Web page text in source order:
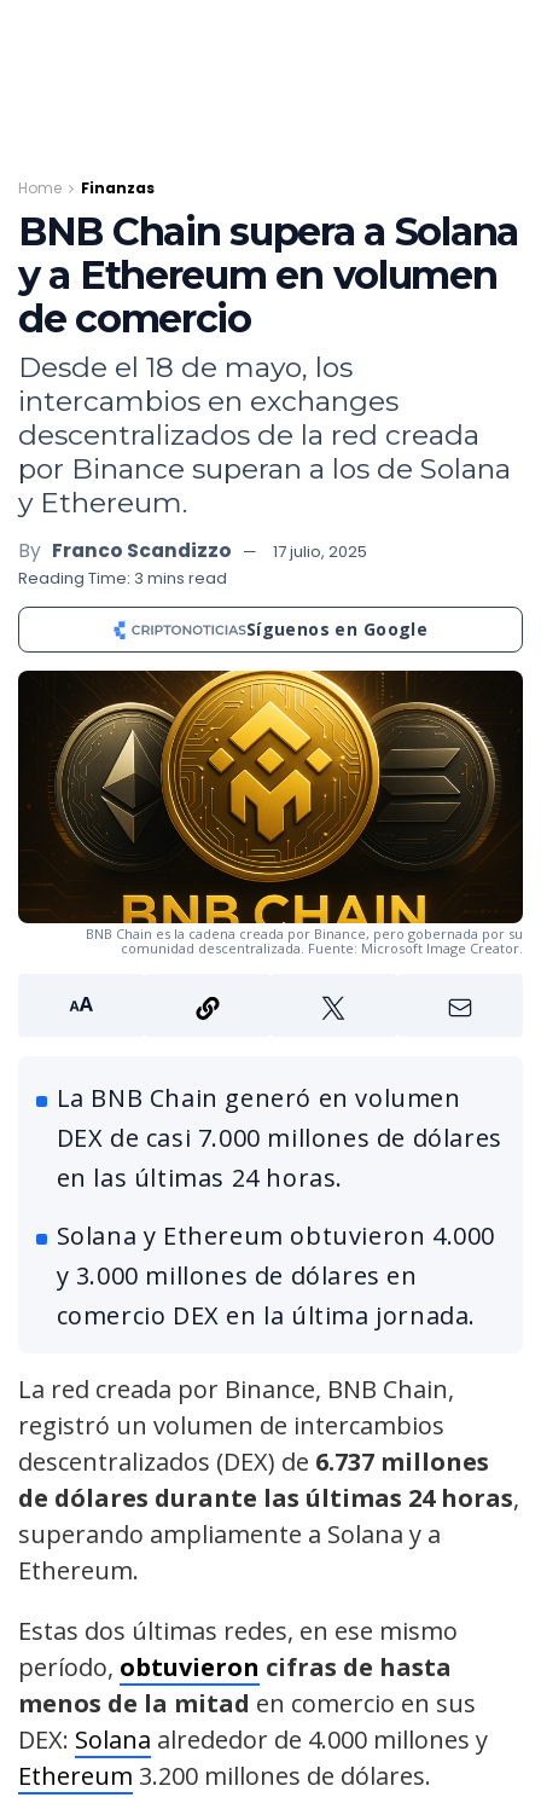
Home Finanzas
BNB Chain supera a Solana
y a Ethereum en volumen
de comercio
Desde el 18 de mayo, los
intercambios en exchanges
descentralizados de la red creada
por Binance superan a los de Solana
y Ethereum.
By Franco Scandizzo
17 julio, 2025
Reading Time: 3 mins read
Síguenos en Google
BNB Chain es la cadena creada por Binance, pero gobernada por su
comunidad descentralizada. Fuente: Microsoft Image Creator.
La BNB Chain generó en volumen
DEX de casi 7.000 millones de dólares
en las últimas 24 horas.
Solana y Ethereum obtuvieron 4.000
y 3.000 millones de dólares en
comercio DEX en la última jornada.
La red creada por Binance, BNB Chain,
registró un volumen de intercambios
descentralizados (DEX) de 6.737 millones
de dólares durante las últimas 24 horas,
superando ampliamente a Solana y a
Ethereum.
Estas dos últimas redes, en ese mismo
período, obtuvieron cifras de hasta
menos de la mitad en comercio en sus
DEX: Solana alrededor de 4.000 millones y
Ethereum 3.200 millones de dólares.